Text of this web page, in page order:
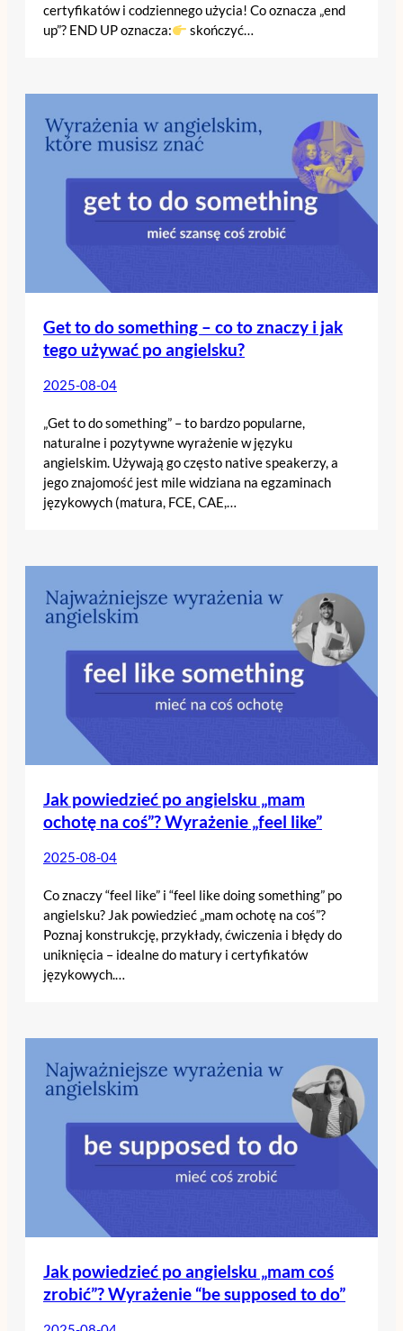
certyfikatów i codziennego użycia! Co oznacza „end
up”? END UP oznacza:
skończyć…
Get to do something – co to znaczy i jak
tego używać po angielsku?
2025-08-04
„Get to do something” – to bardzo popularne,
naturalne i pozytywne wyrażenie w języku
angielskim. Używają go często native speakerzy, a
jego znajomość jest mile widziana na egzaminach
językowych (matura, FCE, CAE,…
Jak powiedzieć po angielsku „mam
ochotę na coś”? Wyrażenie „feel like”
2025-08-04
Co znaczy “feel like” i “feel like doing something” po
angielsku? Jak powiedzieć „mam ochotę na coś”?
Poznaj konstrukcję, przykłady, ćwiczenia i błędy do
uniknięcia – idealne do matury i certyfikatów
językowych.…
Jak powiedzieć po angielsku „mam coś
zrobić”? Wyrażenie “be supposed to do”